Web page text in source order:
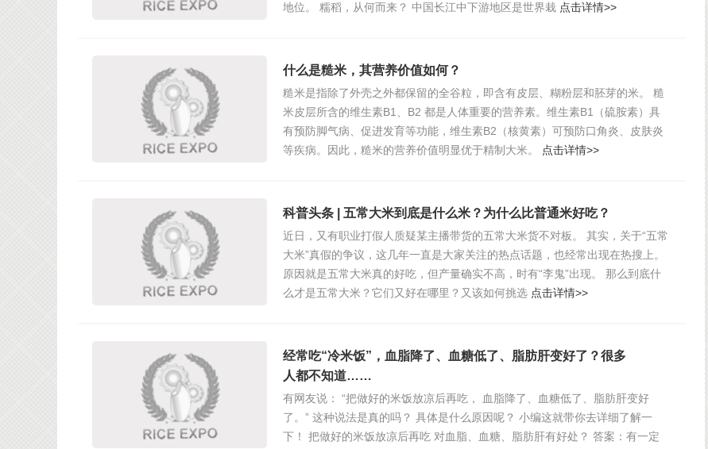
地位。 糯稻，从何而来？ 中国长江中下游地区是世界栽 点击详情>>
什么是糙米，其营养价值如何？
糙米是指除了外壳之外都保留的全谷粒，即含有皮层、糊粉层和胚芽的米。 糙
米皮层所含的维生素B1、B2 都是人体重要的营养素。维生素B1（硫胺素）具
有预防脚气病、促进发育等功能，维生素B2（核黄素）可预防口角炎、皮肤炎
等疾病。因此，糙米的营养价值明显优于精制大米。 点击详情>>
科普头条 | 五常大米到底是什么米？为什么比普通米好吃？
近日，又有职业打假人质疑某主播带货的五常大米货不对板。 其实，关于“五常
大米”真假的争议，这几年一直是大家关注的热点话题，也经常出现在热搜上。
原因就是五常大米真的好吃，但产量确实不高，时有“李鬼”出现。 那么到底什
么才是五常大米？它们又好在哪里？又该如何挑选 点击详情>>
经常吃“冷米饭”，血脂降了、血糖低了、脂肪肝变好了？很多
人都不知道……
有网友说： “把做好的米饭放凉后再吃， 血脂降了、血糖低了、脂肪肝变好
了。” 这种说法是真的吗？ 具体是什么原因呢？ 小编这就带你去详细了解一
下！ 把做好的米饭放凉后再吃 对血脂、血糖、脂肪肝有好处？ 答案：有一定